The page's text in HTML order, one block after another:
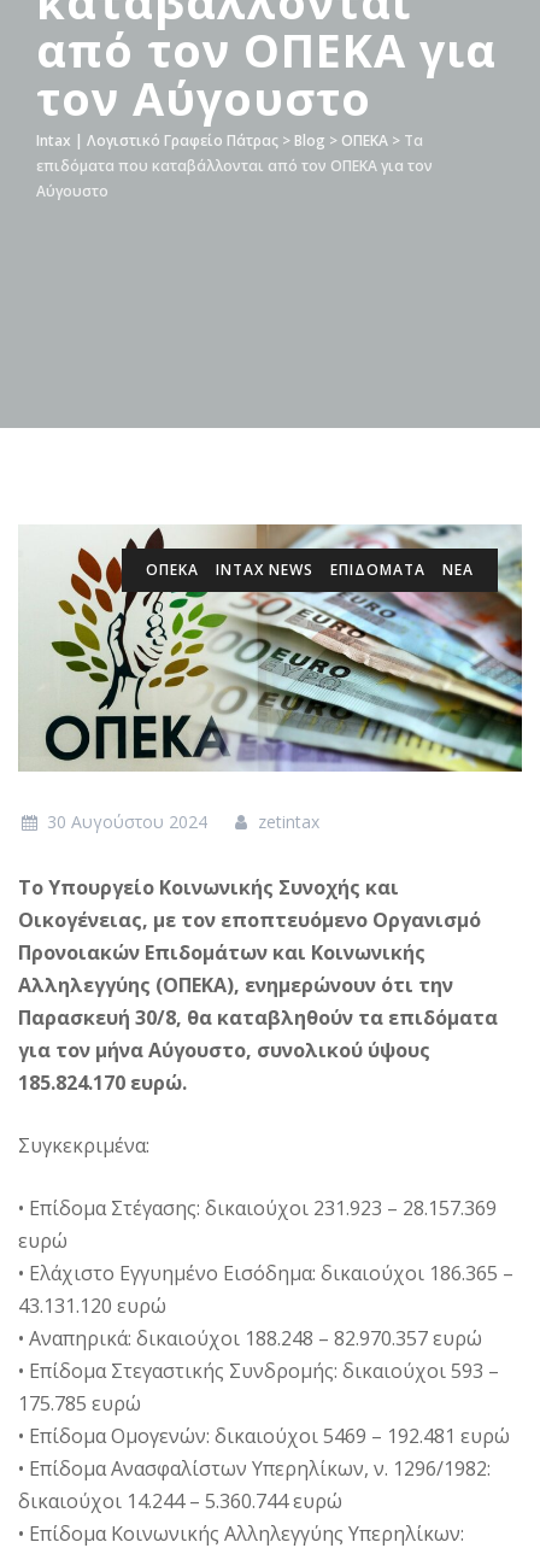
από τον ΟΠΕΚΑ για
τον Αύγουστο
Intax | Λογιστικό Γραφείο Πάτρας > Blog > ΟΠΕΚΑ > Τα
επιδόματα που καταβάλλονται από τον ΟΠΕΚΑ για τον
Αύγουστο
ΟΠΕΚΑ INTAX NEWS ΕΠΙΔΌΜΑΤΑ ΝΕΑ
30 Αυγούστου 2024 zetintax
Το Υπουργείο Κοινωνικής Συνοχής και
Οικογένειας, με τον εποπτευόμενο Οργανισμό
Προνοιακών Επιδομάτων και Κοινωνικής
Αλληλεγγύης (ΟΠΕΚΑ), ενημερώνουν ότι την
Παρασκευή 30/8, θα καταβληθούν τα επιδόματα
για τον μήνα Αύγουστο, συνολικού ύψους
185.824.170 ευρώ.
Συγκεκριμένα:
• Επίδομα Στέγασης: δικαιούχοι 231.923 – 28.157.369
ευρώ
• Ελάχιστο Εγγυημένο Εισόδημα: δικαιούχοι 186.365 –
43.131.120 ευρώ
• Αναπηρικά: δικαιούχοι 188.248 – 82.970.357 ευρώ
• Επίδομα Στεγαστικής Συνδρομής: δικαιούχοι 593 –
175.785 ευρώ
• Επίδομα Ομογενών: δικαιούχοι 5469 – 192.481 ευρώ
• Επίδομα Ανασφαλίστων Υπερηλίκων, ν. 1296/1982:
δικαιούχοι 14.244 – 5.360.744 ευρώ
• Επίδομα Κοινωνικής Αλληλεγγύης Υπερηλίκων: